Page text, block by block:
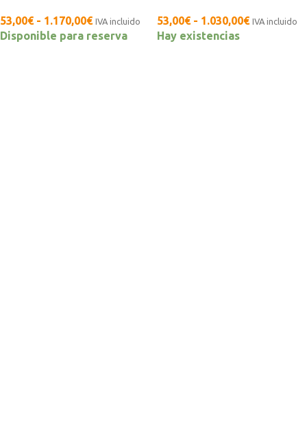
53,00€ - 1.170,00€ IVA incluido
Disponible para reserva
53,00€ - 1.030,00€ IVA incluido
Hay existencias